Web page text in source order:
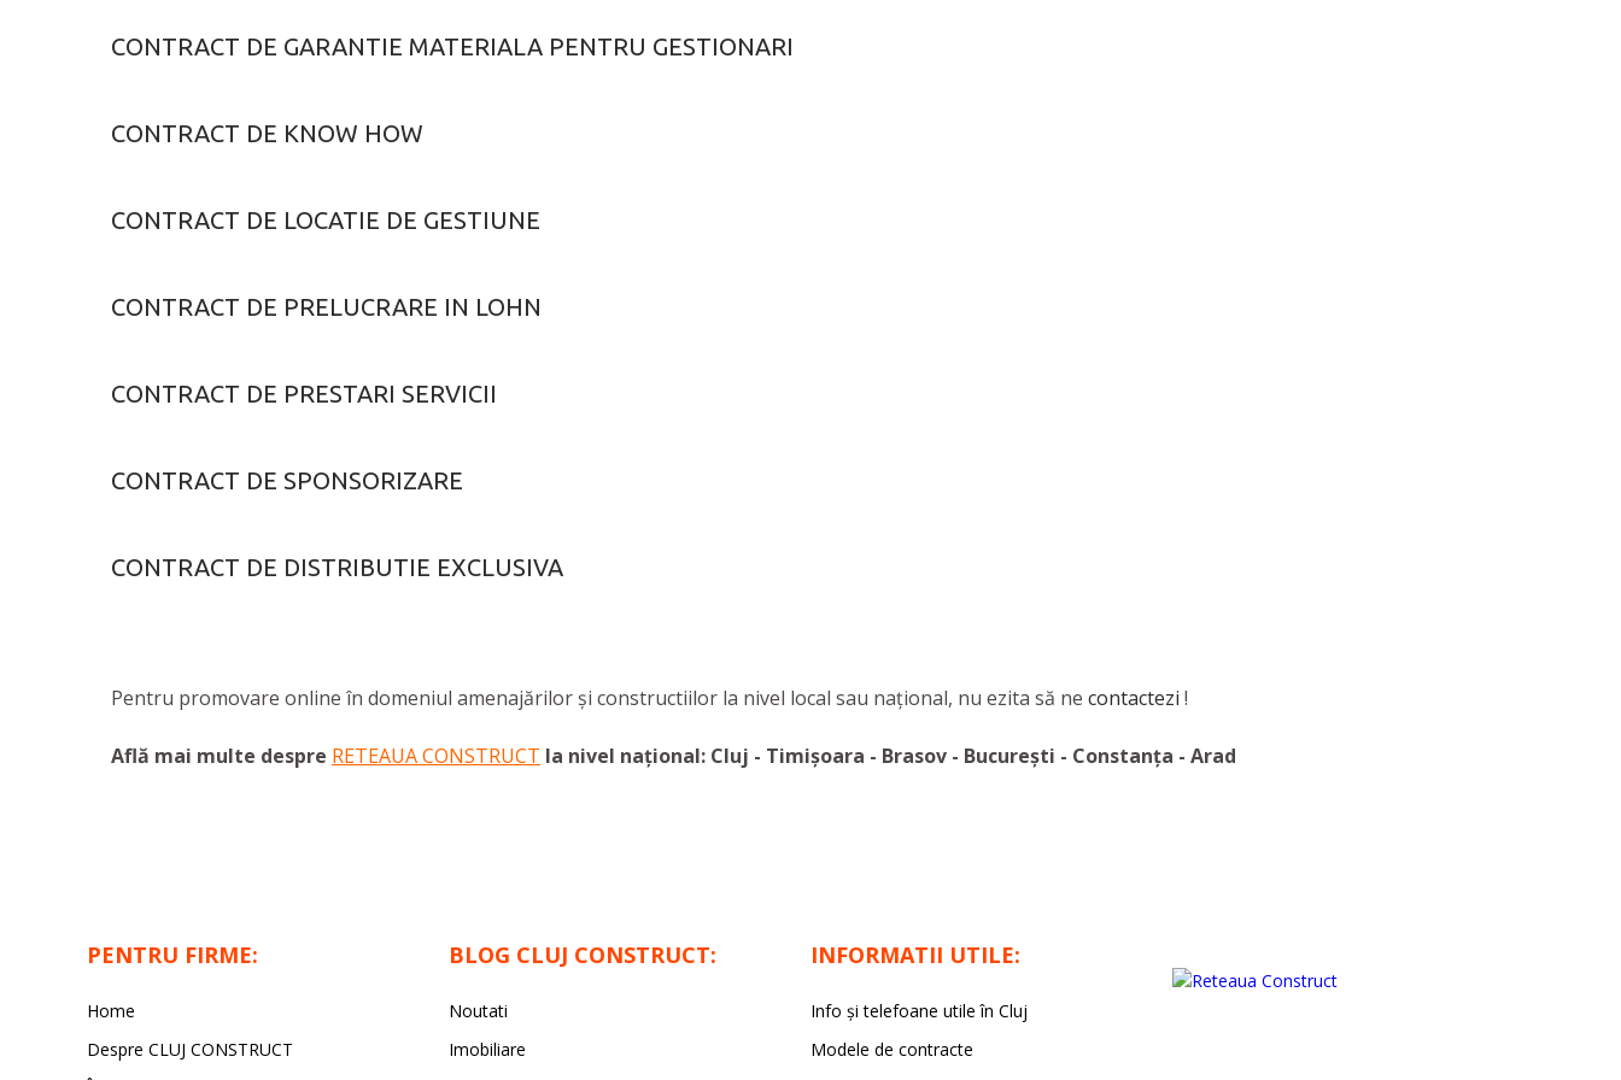
CONTRACT DE GARANTIE MATERIALA PENTRU GESTIONARI
CONTRACT DE KNOW HOW
CONTRACT DE LOCATIE DE GESTIUNE
CONTRACT DE PRELUCRARE IN LOHN
CONTRACT DE PRESTARI SERVICII
CONTRACT DE SPONSORIZARE
CONTRACT DE DISTRIBUTIE EXCLUSIVA
Pentru promovare online în domeniul amenajărilor și constructiilor la nivel local sau național, nu ezita să ne contactezi !
Află mai multe despre RETEAUA CONSTRUCT la nivel național: Cluj - Timișoara - Brasov - București - Constanța - Arad
PENTRU FIRME:
Home
Despre CLUJ CONSTRUCT
BLOG CLUJ CONSTRUCT:
Noutati
Imobiliare
INFORMATII UTILE:
Info și telefoane utile în Cluj
Modele de contracte